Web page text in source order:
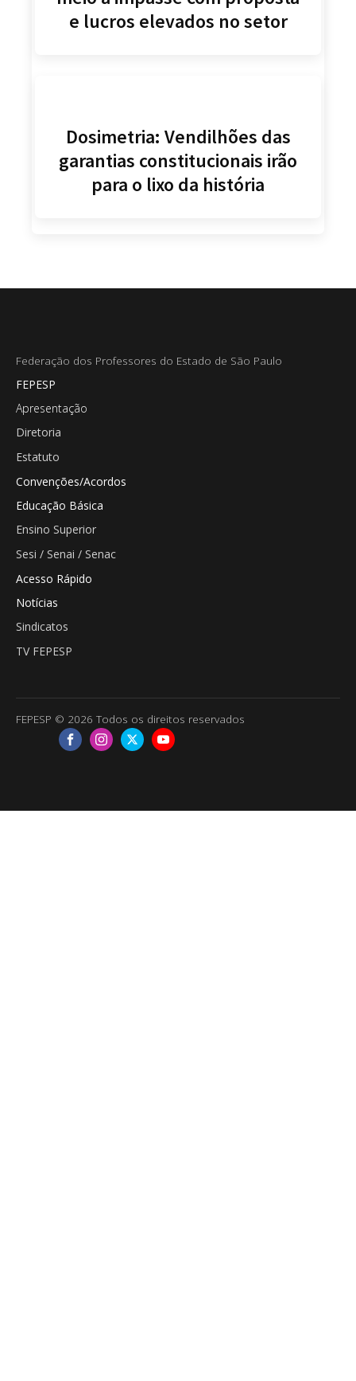
e lucros elevados no setor
Dosimetria: Vendilhões das
garantias constitucionais irão
para o lixo da história
Federação dos Professores do Estado de São Paulo
FEPESP
Apresentação
Diretoria
Estatuto
Convenções/Acordos
Educação Básica
Ensino Superior
Sesi / Senai / Senac
Acesso Rápido
Notícias
Sindicatos
TV FEPESP
FEPESP © 2026 Todos os direitos reservados